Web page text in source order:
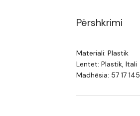
Përshkrimi
Materiali: Plastik
Lentet: Plastik, Itali
Madhësia: 57 17 145